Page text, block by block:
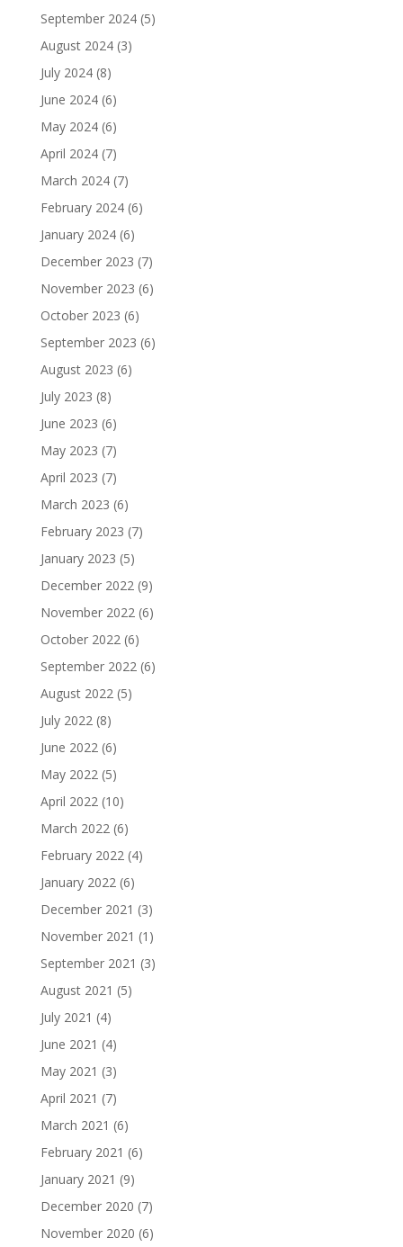
September 2024(5)
August 2024(3)
July 2024(8)
June 2024(6)
May 2024(6)
April 2024(7)
March 2024(7)
February 2024(6)
January 2024(6)
December 2023 (7)
November 2023 (6)
October 2023 (6)
September 2023 (6)
August 2023 (6)
July 2023 (8)
June 2023 (6)
May 2023 (7)
April 2023 (7)
March 2023 (6)
February 2023 (7)
January 2023 (5)
December 2022(9)
November 2022(6)
October 2022(6)
September 2022(6)
August 2022(5)
July 2022(8)
June 2022(6)
May 2022(5)
April 2022(10)
March 2022(6)
February 2022(4)
January 2022(6)
December 2021 (3)
November 2021 (1)
September 2021 (3)
August 2021 (5)
July 2021 (4)
June 2021 (4)
May 2021 (3)
April 2021 (7)
March 2021 (6)
February 2021 (6)
January 2021 (9)
December 2020 (7)
November 2020 (6)